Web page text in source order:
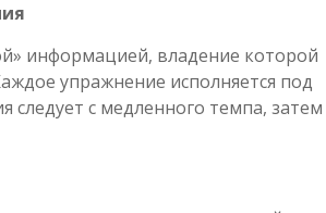
информацией, владение которой
упражнение исполняется под
следует с медленного темпа, затем